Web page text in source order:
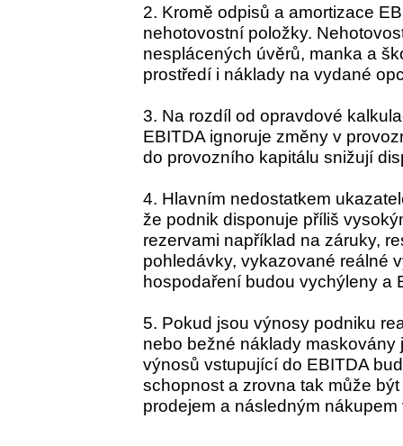
2. Kromě odpisů a amortizace
nehotovostní položky.
nesplácených úvěrů, manka a
prostředí i náklady na vydané
3. Na rozdíl od opravdové
EBITDA ignoruje změny v
do provozního kapitálu snižují
4. Hlavním nedostatkem
že podnik disponuje příliš
rezervami například na záruky,
pohledávky, vykazované reálné
hospodaření budou vychýleny a
5. Pokud jsou výnosy podniku
nebo bežné náklady
výnosů vstupující do EBITDA
schopnost a zrovna tak může
prodejem a následným